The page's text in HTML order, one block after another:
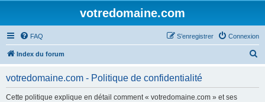
votredomaine.com
FAQ Connexion
S’enregistrer
Index du forum
votredomaine.com - Politique de confidentialité
Cette politique explique en détail comment « votredomaine.com » et ses